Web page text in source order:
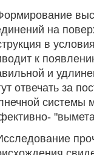
на
в
к
и
отвечать за
системы